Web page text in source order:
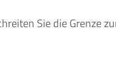
Sie die Grenze